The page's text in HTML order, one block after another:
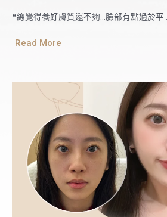
❝總覺得養好膚質還不夠…臉部有點過於平 …
Read More